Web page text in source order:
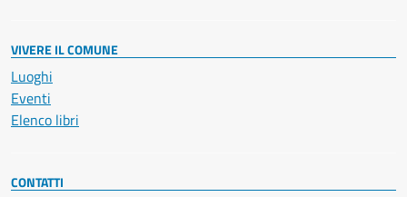
VIVERE IL COMUNE
Luoghi
Eventi
Elenco libri
CONTATTI